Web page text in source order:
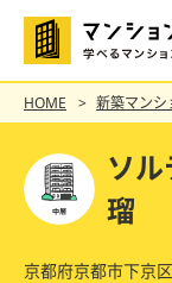
HOME 新築マンシ
ソ
瑠
京都府京都市下京